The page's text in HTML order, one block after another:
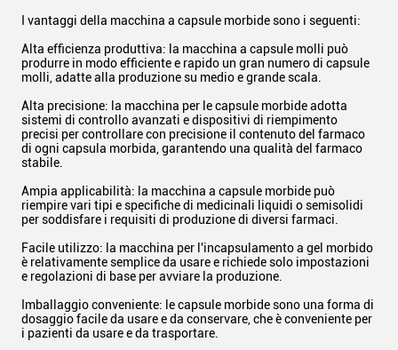
I vantaggi della macchina a capsule morbide sono i seguenti:
Alta efficienza produttiva: la macchina a capsule molli può
produrre in modo efficiente e rapido un gran numero di capsule
molli, adatte alla produzione su medio e grande scala.
Alta precisione: la macchina per le capsule morbide adotta
sistemi di controllo avanzati e dispositivi di riempimento
precisi per controllare con precisione il contenuto del farmaco
di ogni capsula morbida, garantendo una qualità del farmaco
stabile.
Ampia applicabilità: la macchina a capsule morbide può
riempire vari tipi e specifiche di medicinali liquidi o semisolidi
per soddisfare i requisiti di produzione di diversi farmaci.
Facile utilizzo: la macchina per l'incapsulamento a gel morbido
è relativamente semplice da usare e richiede solo impostazioni
e regolazioni di base per avviare la produzione.
Imballaggio conveniente: le capsule morbide sono una forma di
dosaggio facile da usare e da conservare, che è conveniente per
i pazienti da usare e da trasportare.